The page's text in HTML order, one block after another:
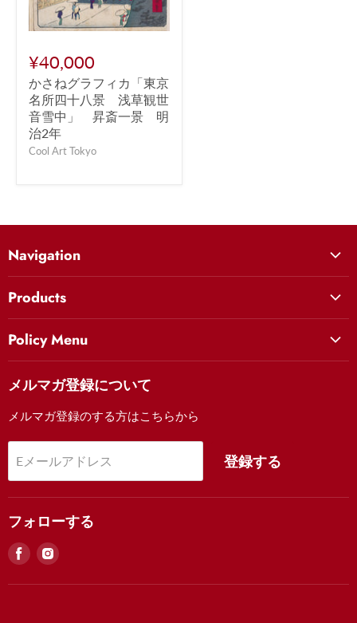
¥40,000
かさねグラフィカ「東京
名所四十八景 浅草観世
音雪中」 昇斎一景 明
治2年
Cool Art Tokyo
Navigation
Cool Art Tokyo Houseプロジェクトについて
クールアート東京を知る
Movie
FAQ
Products
妖怪
祭り
額装について
Policy Menu
Contact Us (English)
FAQ
お支払い・注文について
配送・返品について
特定商取引法に基づく表記
メルマガ登録について
メルマガ登録のする方はこちらから
Eメールアドレス 登録する
フォローする
見
見